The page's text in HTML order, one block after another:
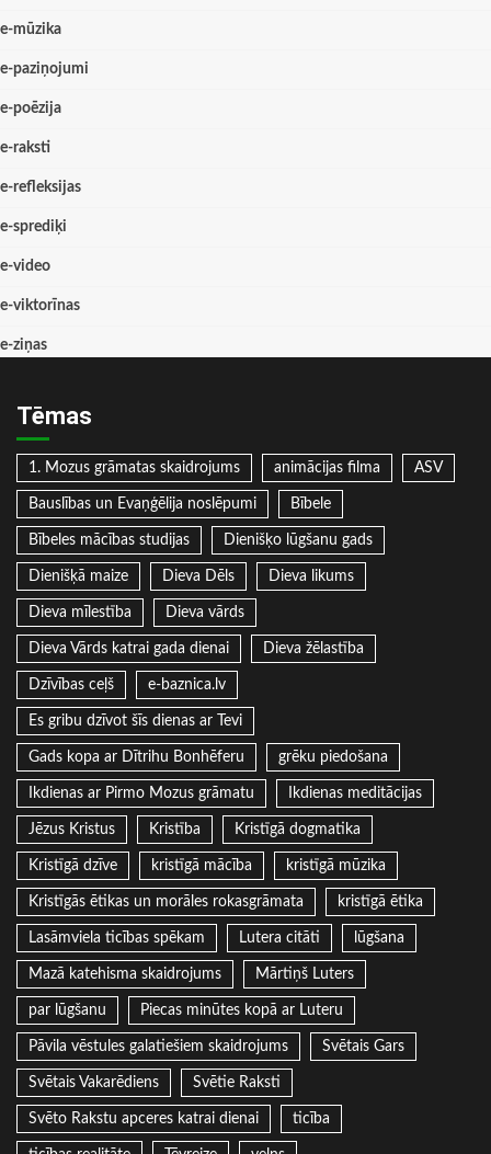
e-mūzika
e-paziņojumi
e-poēzija
e-raksti
e-refleksijas
e-sprediķi
e-video
e-viktorīnas
e-ziņas
Tēmas
1. Mozus grāmatas skaidrojums animācijas filma ASV
Bauslības un Evaņģēlija noslēpumi Bībele
Bībeles mācības studijas Dienišķo lūgšanu gads
Dienišķā maize Dieva Dēls Dieva likums
Dieva mīlestība Dieva vārds
Dieva Vārds katrai gada dienai Dieva žēlastība
Dzīvības ceļš e-baznica.lv
Es gribu dzīvot šīs dienas ar Tevi
Gads kopa ar Dītrihu Bonhēferu grēku piedošana
Ikdienas ar Pirmo Mozus grāmatu Ikdienas meditācijas
Jēzus Kristus Kristība Kristīgā dogmatika
Kristīgā dzīve kristīgā mācība kristīgā mūzika
Kristīgās ētikas un morāles rokasgrāmata kristīgā ētika
Lasāmviela ticības spēkam Lutera citāti lūgšana
Mazā katehisma skaidrojums Mārtiņš Luters
par lūgšanu Piecas minūtes kopā ar Luteru
Pāvila vēstules galatiešiem skaidrojums Svētais Gars
Svētais Vakarēdiens Svētie Raksti
Svēto Rakstu apceres katrai dienai ticība